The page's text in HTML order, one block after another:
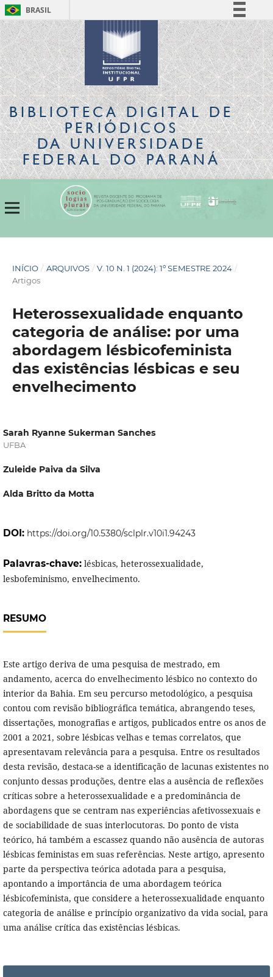
BRASIL
Simplifique!
Comunica BR
Participe
Acesso à informação
Legislação
Canais
BIBLIOTECA DIGITALDE
PERIÓDICOS
DA UNIVERSIDADE
FEDERAL DO PARANÁ
INÍCIO / ARQUIVOS / V. 10 N. 1 (2024): 1º SEMESTRE 2024 /
Artigos
Heterossexualidade enquanto
categoria de análise: por uma
abordagem lésbicofeminista
das existências lésbicas e seu
envelhecimento
Sarah Ryanne Sukerman Sanches
UFBA
Zuleide Paiva da Silva
Alda Britto da Motta
DOI: https://doi.org/10.5380/sclplr.v10i1.94243
Palavras-chave: lésbicas, heterossexualidade,
lesbofeminismo, envelhecimento.
RESUMO
Este artigo deriva de uma pesquisa de mestrado, em
andamento, acerca do envelhecimento lésbico no contexto do
interior da Bahia. Em seu percurso metodológico, a pesquisa
contou com revisão bibliográfica temática, abrangendo teses,
dissertações, monografias e artigos, publicados entre os anos de
2001 a 2021, sobre lésbicas velhas e temas correlatos, que
apresentavam relevância para a pesquisa. Entre os resultados
desta revisão, destaca-se a identificação de lacunas existentes no
conjunto dessas produções, dentre elas a ausência de reflexões
críticas sobre a heterossexualidade e a predominância de
abordagens que se centram nas experiências afetivossexuais e
de sociabilidade de suas interlocutoras. Do ponto de vista
teórico, há também a escassez quando não ausência de autoras
lésbicas feministas em suas referências. Neste artigo, apresento
parte da perspectiva teórica adotada para a pesquisa,
apontando a importância de uma abordagem teórica
lésbicofeminista, que considere a heterossexualidade enquanto
categoria de análise e princípio organizativo da vida social, para
uma análise crítica das existências lésbicas.